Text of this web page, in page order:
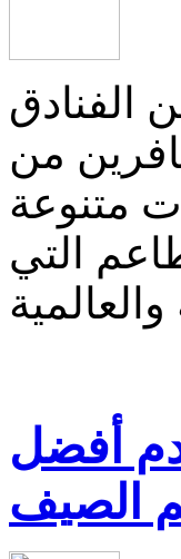
الفنادق
من
متنوعة
التي
أفضل
الصيف